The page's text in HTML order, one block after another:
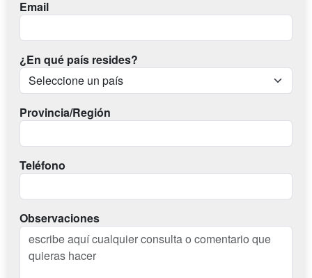
Email
¿En qué país resides?
Provincia/Región
Teléfono
Observaciones